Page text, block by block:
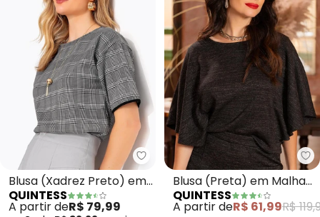
Quintess - Blusa (Xadrez
Blusa (Xadrez Preto) em
Malha Estruturada
QUINTESS
A partir deR$ 79,99
Blusa (Preta) em Malha
com Lurex
QUINTESS
A partir deR$ 61,99R$